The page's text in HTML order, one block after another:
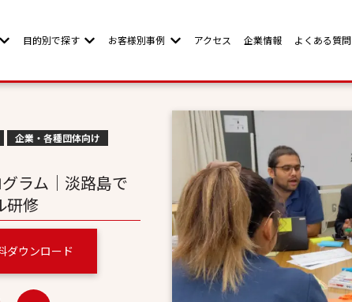
Show submenu for お客様別ページ
目的別で探す Show submenu for 目的別で探す
お客様別事例 Show submenu for お客様別事例
アクセス 企業情報 よくある質問
企業・各種団体向け
ラム｜淡路島で
研修
ダウンロード